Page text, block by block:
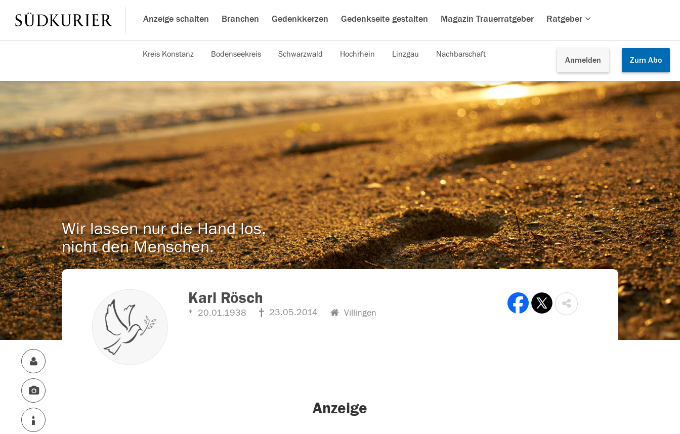
Anzeige schalten Branchen Gedenkkerzen Gedenkseite gestalten Magazin Trauerratgeber Ratgeber
Anmelden Zum Abo
Kreis Konstanz Bodenseekreis Schwarzwald Hochrhein Linzgau Nachbarschaft
Wir lassen nur die Hand los,
nicht den Menschen.
Karl Rösch
20.01.1938 23.05.2014 Villingen
Anzeige